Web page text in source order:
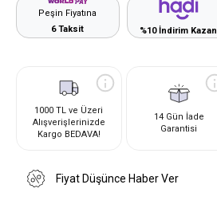
Peşin Fiyatına
6 Taksit
%10 İndirim Kazan
1000 TL ve Üzeri
Alışverişlerinizde
Kargo BEDAVA!
14 Gün İade
Garantisi
Fiyat Düşünce Haber Ver